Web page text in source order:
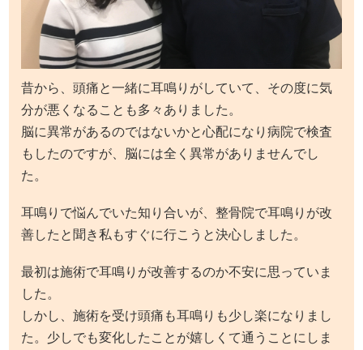
昔から、頭痛と一緒に耳鳴りがしていて、その度に気
分が悪くなることも多々ありました。
脳に異常があるのではないかと心配になり病院で検査
もしたのですが、脳には全く異常がありませんでし
た。
耳鳴りで悩んでいた知り合いが、整骨院で耳鳴りが改
善したと聞き私もすぐに行こうと決心しました。
最初は施術で耳鳴りが改善するのか不安に思っていま
した。
しかし、施術を受け頭痛も耳鳴りも少し楽になりまし
た。少しでも変化したことが嬉しくて通うことにしま